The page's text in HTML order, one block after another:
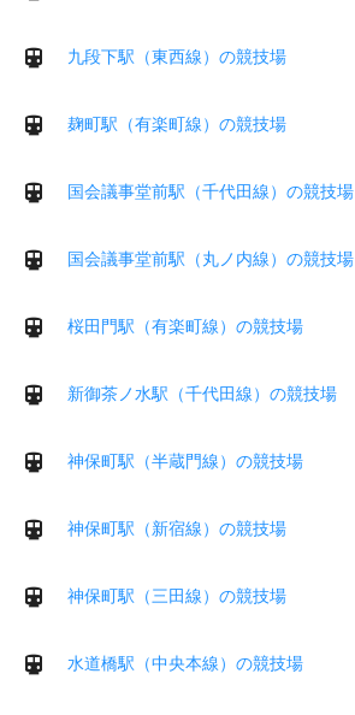
九段下駅（東西線）の競技場
麹町駅（有楽町線）の競技場
国会議事堂前駅（千代田線）の競技場
国会議事堂前駅（丸ノ内線）の競技場
桜田門駅（有楽町線）の競技場
新御茶ノ水駅（千代田線）の競技場
神保町駅（半蔵門線）の競技場
神保町駅（新宿線）の競技場
神保町駅（三田線）の競技場
水道橋駅（中央本線）の競技場